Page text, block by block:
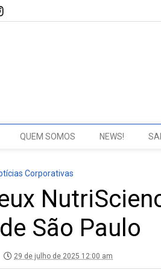
QUEM SOMOS NEWS!
Corporativas
São Paulo
29 de julho de 2025 12:00 am